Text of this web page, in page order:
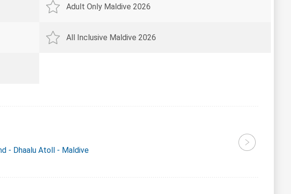
Adult Only Maldive 2026
All Inclusive Maldive 2026
- Dhaalu Atoll - Maldive